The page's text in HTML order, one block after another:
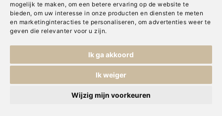
mogelijk te maken , om een betere ervaring op de website te
bieden, om uw interesse in onze producten en diensten te meten
en marketinginteracties te personaliseren , om advertenties weer te
geven die relevanter voor u zijn.
Ik ga akkoord
Ik weiger
Wijzig mijn voorkeuren
De eerste stap op